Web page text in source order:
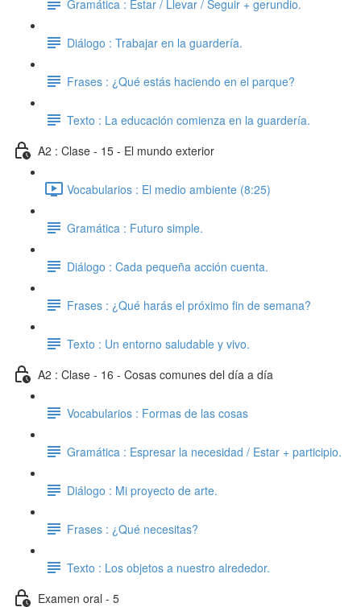
Gramática : Estar / Llevar / Seguir + gerundio.
Diálogo : Trabajar en la guardería.
Frases : ¿Qué estás haciendo en el parque?
Texto : La educación comienza en la guardería.
A2 : Clase - 15 - El mundo exterior
Vocabularios : El medio ambiente (8:25)
Gramática : Futuro simple.
Diálogo : Cada pequeña acción cuenta.
Frases : ¿Qué harás el próximo fin de semana?
Texto : Un entorno saludable y vivo.
A2 : Clase - 16 - Cosas comunes del día a día
Vocabularios : Formas de las cosas
Gramática : Espresar la necesidad / Estar + participio.
Diálogo : Mi proyecto de arte.
Frases : ¿Qué necesitas?
Texto : Los objetos a nuestro alrededor.
Examen oral - 5